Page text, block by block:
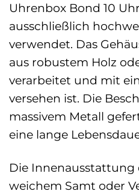
Uhrenbox Bond 10
ausschließlich
verwendet. Das
aus robustem Holz
verarbeitet und mit
versehen ist. Die
massivem Metall
eine lange
Die Innenausstattung
weichem Samt oder